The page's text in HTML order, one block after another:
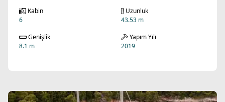
Kabin
6
Uzunluk
43.53 m
Genişlik
8.1 m
Yapım Yılı
2019